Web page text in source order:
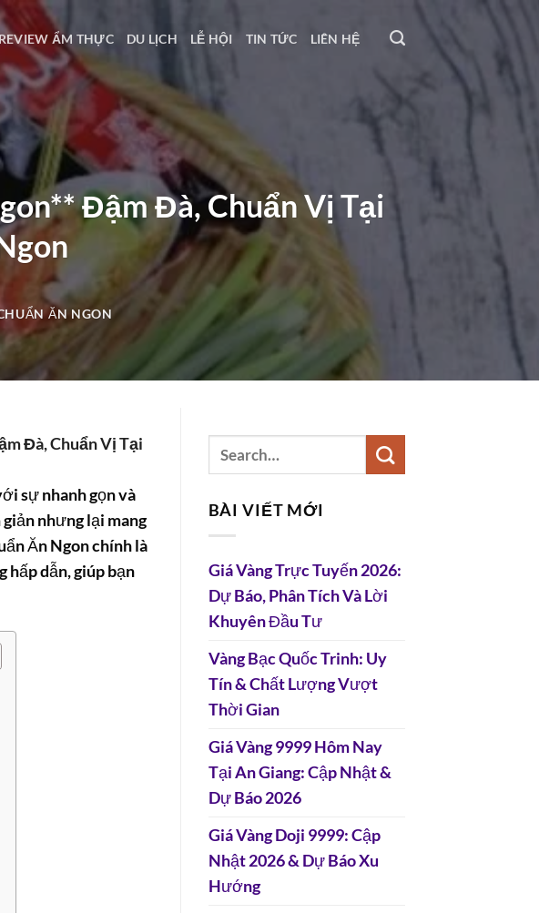
ẨM THỰC DU LỊCH LỄ HỘI TIN TỨC LIÊN HỆ
Đậm Đà, Chuẩn Vị Tại
ĂN NGON
Đà, Chuẩn Vị Tại
sự nhanh gọn và
nhưng lại mang
Ăn Ngon chính là
hấp dẫn, giúp bạn
BÀI VIẾT MỚI
Giá Vàng Trực Tuyến 2026:
Dự Báo, Phân Tích Và Lời
Khuyên Đầu Tư
Vàng Bạc Quốc Trinh: Uy
Tín & Chất Lượng Vượt
Thời Gian
Giá Vàng 9999 Hôm Nay
Tại An Giang: Cập Nhật &
Dự Báo 2026
Giá Vàng Doji 9999: Cập
Nhật 2026 & Dự Báo Xu
Hướng